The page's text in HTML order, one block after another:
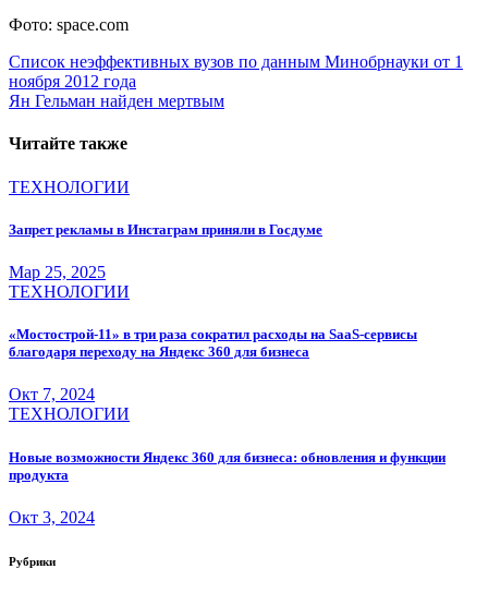
Фото: space.com
Навигация
по
Cписок неэффективных вузов по данным Минобрнауки от 1
ноября 2012 года
Ян Гельман найден мертвым
Читайте также
ТЕХНОЛОГИИ
Запрет рекламы в Инстаграм приняли в Госдуме
Мар 25, 2025
ТЕХНОЛОГИИ
«Мостострой-11» в три раза сократил расходы на SaaS-сервисы
благодаря переходу на Яндекс 360 для бизнеса
Окт 7, 2024
ТЕХНОЛОГИИ
Новые возможности Яндекс 360 для бизнеса: обновления и функции
продукта
Окт 3, 2024
Рубрики